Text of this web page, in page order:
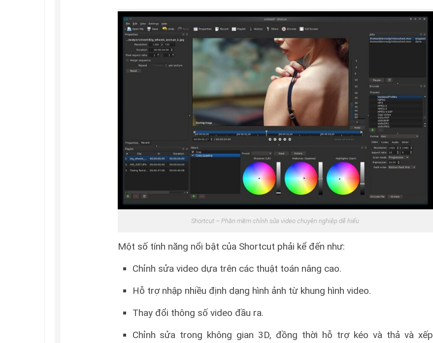
Shortcut – Phần mềm chỉnh sửa video chuyên nghiệp dễ hiểu
Một số tính năng nổi bật của Shortcut phải kể đến như:
Chỉnh sửa video dựa trên các thuật toán nâng cao.
Hỗ trợ nhập nhiều định dạng hình ảnh từ khung hình video.
Thay đổi thông số video đầu ra.
Chỉnh sửa trong không gian 3D, đồng thời hỗ trợ kéo và thả và xếp